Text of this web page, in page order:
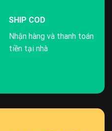
SHIP COD
Nhận hàng và thanh toán
tiền tại nhà